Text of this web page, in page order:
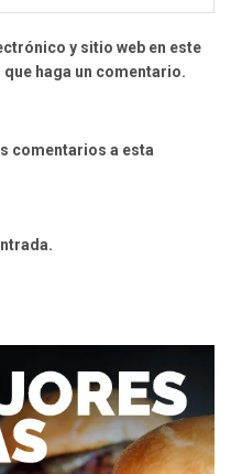
y sitio web en este
haga un comentario.
comentarios a esta